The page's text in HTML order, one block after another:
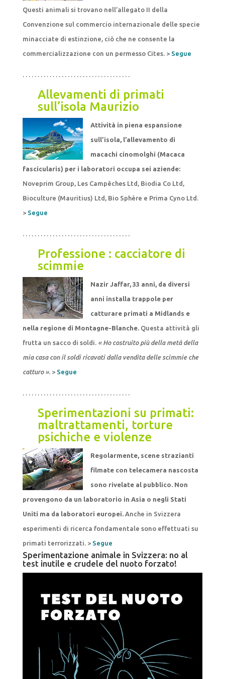
Questi animali si trovano nell’allegato II della
Convenzione sul commercio internazionale delle specie
minacciate di estinzione, ciò che ne consente la
commercializzazione con un permesso Cites. > Segue
. . . . . . . . . . . . . . . . . . . . . . . . . . . . . . . . . . . .
Allevamenti di primati
sull’isola Maurizio
Attività in piena espansione
sull’isola, l’allevamento di
macachi cinomolghi (Macaca
fascicularis) per i laboratori occupa sei aziende:
Noveprim Group, Les Campêches Ltd, Biodia Co Ltd,
Bioculture (Mauritius) Ltd, Bio Sphère e Prima Cyno Ltd.
> Segue
. . . . . . . . . . . . . . . . . . . . . . . . . . . . . . . . . . . .
Professione : cacciatore di
scimmie
Nazir Jaffar, 33 anni, da diversi
anni installa trappole per
catturare primati a Midlands e
nella regione di Montagne-Blanche.Questa attività gli
frutta un sacco di soldi. « Ho costruito più della metà della
mia casa con il soldi ricavati dalla vendita delle scimmie che
catturo ». > Segue
. . . . . . . . . . . . . . . . . . . . . . . . . . . . . . . . . . . .
Sperimentazioni su primati:
maltrattamenti, torture
psichiche e violenze
Regolarmente, scene strazianti
filmate con telecamera nascosta
sono rivelate al pubblico. Non
provengono da un laboratorio in Asia o negli Stati
Uniti ma da laboratori europei.Anche in Svizzera
esperimenti di ricerca fondamentale sono effettuati su
primati terrorizzati. > Segue
Sperimentazione animale in Svizzera: no al
test inutile e crudele del nuoto forzato!